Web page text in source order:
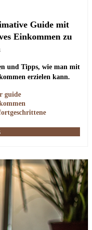
Guide mit
Einkommen zu
und Tipps, wie man mit
erzielen kann.
guide